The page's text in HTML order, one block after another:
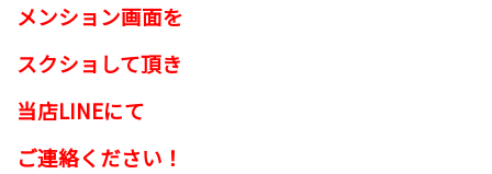
メンション画面を
スクショして頂き
当店LINEにて
ご連絡ください！